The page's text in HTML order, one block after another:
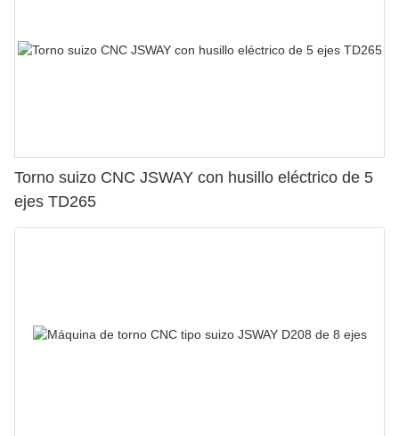
Torno suizo CNC JSWAY con husillo eléctrico de 5
ejes TD265